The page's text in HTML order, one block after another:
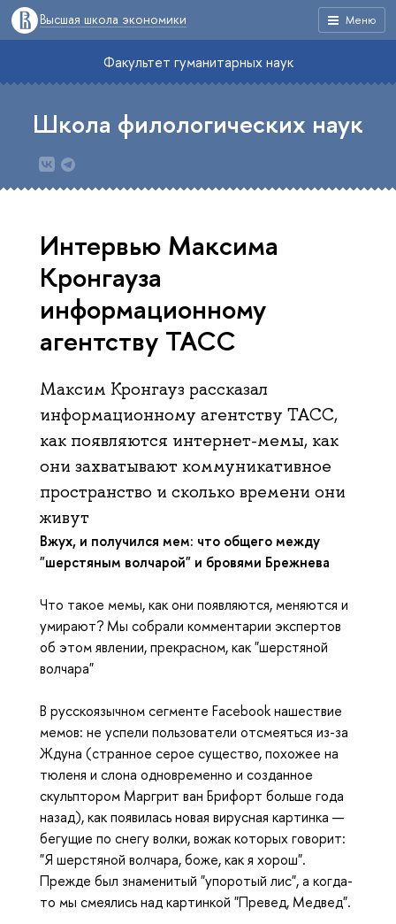
Меню
Высшая школа экономики
Факультет гуманитарных наук
Школа филологических наук
Интервью Максима
Кронгауза
информационному
агентству ТАСС
Максим Кронгауз рассказал
информационному агентству ТАСС,
как появляются интернет-мемы, как
они захватывают коммуникативное
пространство и сколько времени они
живут
Вжух, и получился мем: что общего между
"шерстяным волчарой" и бровями Брежнева
Что такое мемы, как они появляются, меняются и
умирают? Мы собрали комментарии экспертов
об этом явлении, прекрасном, как "шерстяной
волчара"
В русскоязычном сегменте Facebook нашествие
мемов: не успели пользователи отсмеяться из-за
Ждуна (странное серое существо, похожее на
тюленя и слона одновременно и созданное
скульптором Маргрит ван Брифорт больше года
назад), как появилась новая вирусная картинка —
бегущие по снегу волки, вожак которых говорит:
"Я шерстяной волчара, боже, как я хорош".
Прежде был знаменитый "упоротый лис", а когда-
то мы смеялись над картинкой "Превед, Медвед".